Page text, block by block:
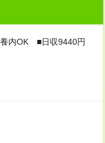
内OK ■日収9440円